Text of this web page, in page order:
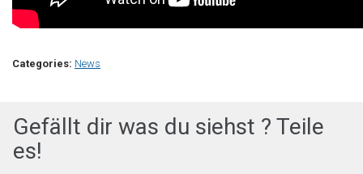
Categories: News
Gefällt dir was du siehst ? Teile
es!